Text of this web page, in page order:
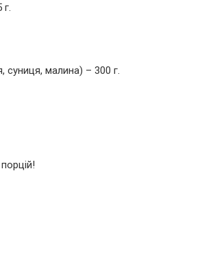
суниця, малина) – 300 г.